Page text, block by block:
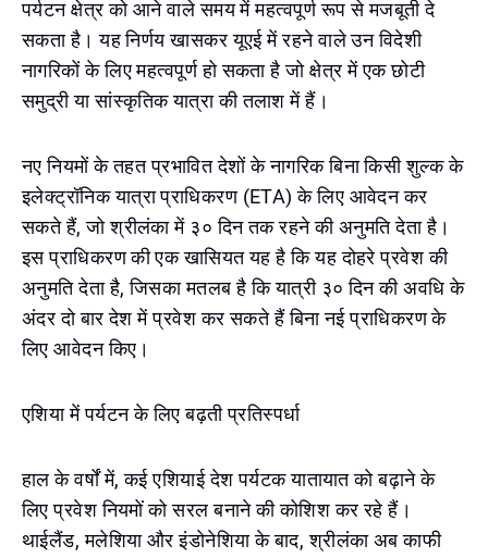
पर्यटन क्षेत्र को आने वाले समय में महत्वपूर्ण रूप से मजबूती दे
सकता है। यह निर्णय खासकर यूएई में रहने वाले उन विदेशी
नागरिकों के लिए महत्वपूर्ण हो सकता है जो क्षेत्र में एक छोटी
समुद्री या सांस्कृतिक यात्रा की तलाश में हैं।
नए नियमों के तहत प्रभावित देशों के नागरिक बिना किसी शुल्क के
इलेक्ट्रॉनिक यात्रा प्राधिकरण (ETA) के लिए आवेदन कर
सकते हैं, जो श्रीलंका में ३० दिन तक रहने की अनुमति देता है।
इस प्राधिकरण की एक खासियत यह है कि यह दोहरे प्रवेश की
अनुमति देता है, जिसका मतलब है कि यात्री ३० दिन की अवधि के
अंदर दो बार देश में प्रवेश कर सकते हैं बिना नई प्राधिकरण के
लिए आवेदन किए।
एशिया में पर्यटन के लिए बढ़ती प्रतिस्पर्धा
हाल के वर्षों में, कई एशियाई देश पर्यटक यातायात को बढ़ाने के
लिए प्रवेश नियमों को सरल बनाने की कोशिश कर रहे हैं।
थाईलैंड, मलेशिया और इंडोनेशिया के बाद, श्रीलंका अब काफी